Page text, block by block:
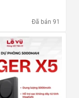
Đã bán 91